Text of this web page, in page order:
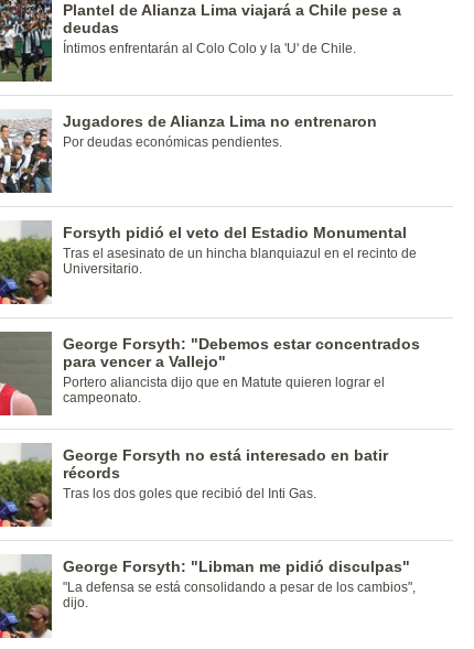
Plantel de Alianza Lima viajará a Chile pese a
deudas
Íntimos enfrentarán al Colo Colo y la 'U' de Chile.
Jugadores de Alianza Lima no entrenaron
Por deudas económicas pendientes.
Forsyth pidió el veto del Estadio Monumental
Tras el asesinato de un hincha blanquiazul en el recinto de
Universitario.
George Forsyth: "Debemos estar concentrados
para vencer a Vallejo"
Portero aliancista dijo que en Matute quieren lograr el
campeonato.
George Forsyth no está interesado en batir
récords
Tras los dos goles que recibió del Inti Gas.
George Forsyth: "Libman me pidió disculpas"
"La defensa se está consolidando a pesar de los cambios",
dijo.